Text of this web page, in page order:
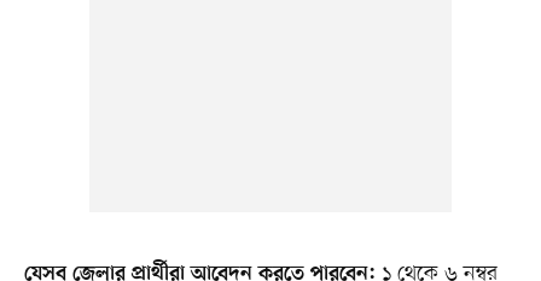
যেসব জেলার প্রার্থীরা আবেদন করতে পারবেন: ১ থেকে ৬ নম্বর